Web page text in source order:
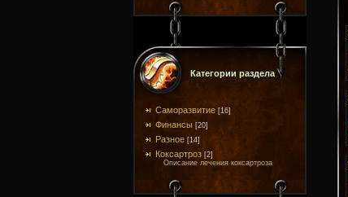
Категории раздела
Саморазвитие [16]
Финансы [20]
Разное [14]
Коксартроз [2]
Описание лечения коксартроза